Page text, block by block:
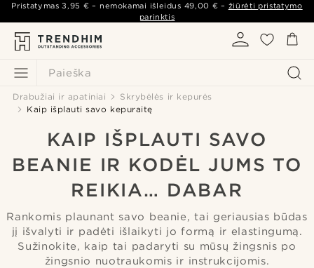
Paieška
Pristatymas3,95 € – nemokamai išleidus 49,00 € – žiūrėti pristatymo
parinktis
Drabužiai ir apatiniai
Skrybėlės ir kepurės
Kaip išplauti savo kepuraitę
KAIP IŠPLAUTI SAVO
BEANIE IR KODĖL JUMS TO
REIKIA… DABAR
Rankomis plaunant savo beanie, tai geriausias būdas
jį išvalyti ir padėti išlaikyti jo formą ir elastingumą.
Sužinokite, kaip tai padaryti su mūsų žingsnis po
žingsnio nuotraukomis ir instrukcijomis.